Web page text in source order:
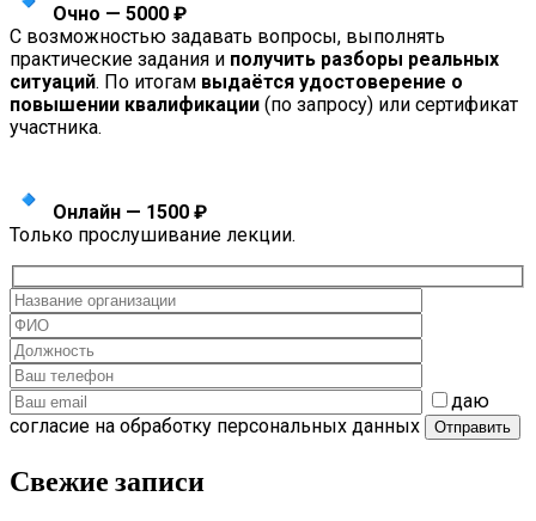
Очно — 5000 ₽
С возможностью задавать вопросы, выполнять
практические задания и получить разборы реальных
ситуаций. По итогам выдаётся удостоверение о
повышении квалификации (по запросу) или сертификат
участника.
Онлайн — 1500 ₽
Только прослушивание лекции.
даю
согласие на обработку персональных данных
Свежие записи